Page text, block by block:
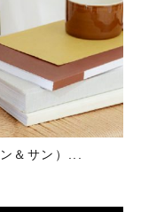
＆サン）...